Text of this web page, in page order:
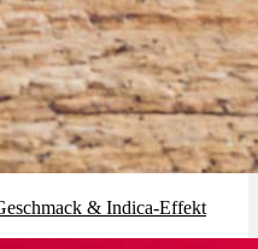
& Indica-Effekt